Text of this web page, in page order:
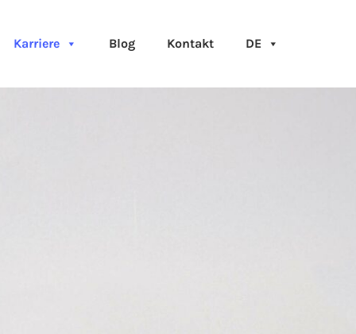
Karriere Blog Kontakt DE